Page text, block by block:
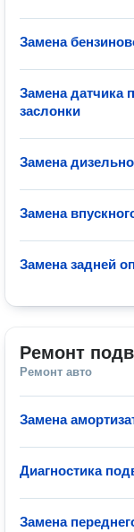
Замена
Замена датчика
заслонки
Замена
Замена
Замена задней
Ремонт
Ремонт авто
Замена
Диагностика
Замена